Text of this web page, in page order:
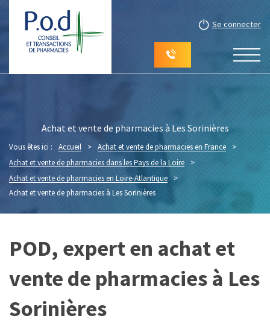
Se connecter
Achat et vente de pharmacies à Les Sorinières
Vous êtes ici : Accueil > Achat et vente de pharmacies en France
>
Achat et vente de pharmacies dans les Pays de la Loire
>
Achat et vente de pharmacies en Loire-Atlantique >
Achat et vente de pharmacies à Les Sorinières
POD, expert en achat et
vente de pharmacies à Les
Sorinières